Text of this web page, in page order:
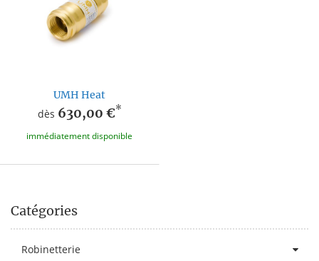
UMH Heat
dès 630,00 €*
immédiatement disponible
Catégories
Robinetterie